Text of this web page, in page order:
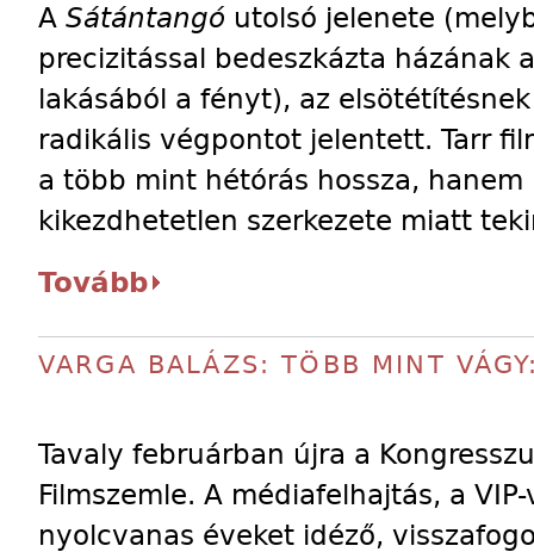
A Sátántangó utolsó jelenete
precizitással bedeszkázta házának
lakásából a fényt), az
radikális végpontot jelentett. Tarr
a több mint hétórás hossza, hanem
kikezdhetetlen szerkezete miatt
Tovább
VARGA BALÁZS: TÖBB MINT
Tavaly februárban újra a
Filmszemle. A médiafelhajtás, a
nyolcvanas éveket idéző,